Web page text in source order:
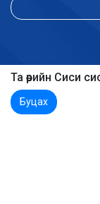
Та өөрийн Сиси
Буцах